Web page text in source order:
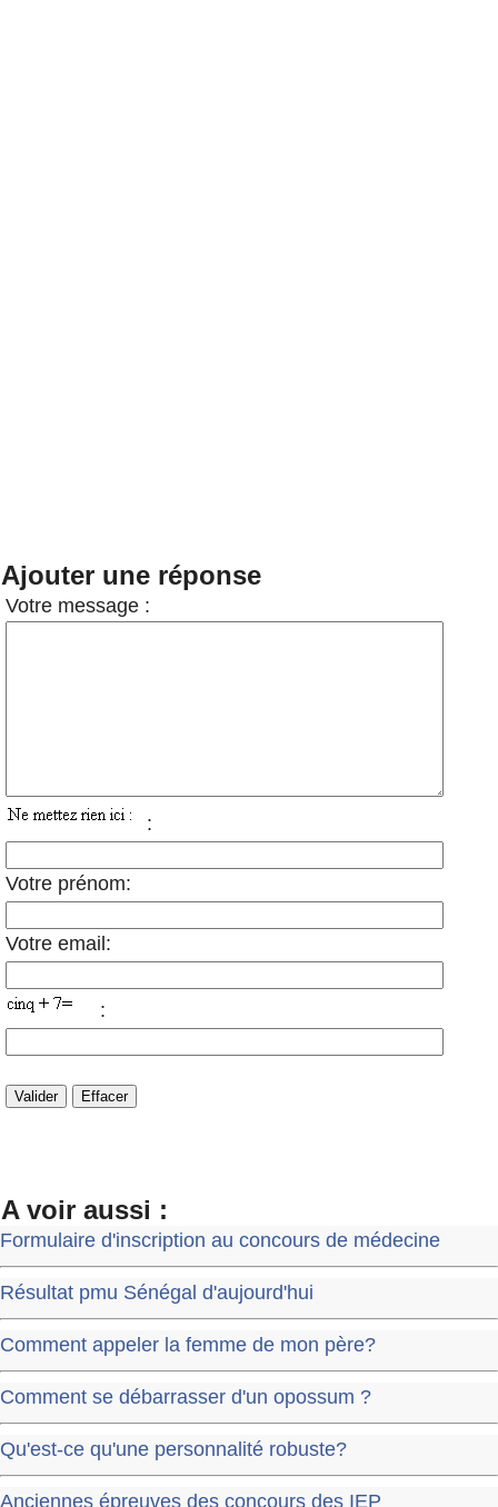
Ajouter une réponse
Votre message :
:
Votre prénom:
Votre email:
:
A voir aussi :
Formulaire d'inscription au concours de médecine
Résultat pmu Sénégal d'aujourd'hui
Comment appeler la femme de mon père?
Comment se débarrasser d'un opossum ?
Qu'est-ce qu'une personnalité robuste?
Anciennes épreuves des concours des IEP